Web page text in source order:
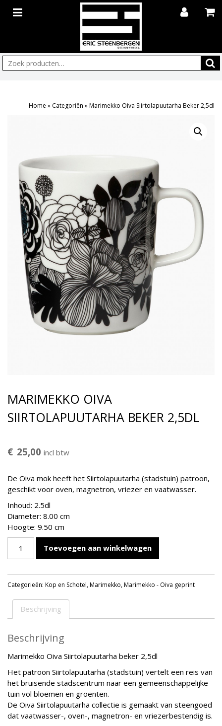
Zoeken:
Home » Categoriën »Marimekko Oiva Siirtolapuutarha Beker 2,5dl
MARIMEKKO OIVA
SIIRTOLAPUUTARHA BEKER 2,5DL
€ 25,00 incl btw
De Oiva mok heeft het Siirtolapuutarha (stadstuin) patroon,
geschikt voor oven, magnetron, vriezer en vaatwasser.
Inhoud: 2.5dl
Diameter: 8.00 cm
Hoogte: 9.50 cm
Oiva
Beker
2,5dl
Toevoegen aan winkelwagen
Categorieën: Kop en Schotel,Marimekko,Marimekko - Oiva geprint
Beschrijving
Beschrijving
Marimekko Oiva Siirtolapuutarha beker 2,5dl
Het patroon Siirtolapuutarha (stadstuin) vertelt een reis van
het bruisende stadscentrum naar een gemeenschappelijke
tuin vol bloemen en groenten.
De Oiva Siirtolapuutarha collectie is gemaakt van steengoed
dat vaatwasser-, oven-, magnetron- en vriezerbestendig is.